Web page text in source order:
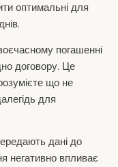
оптимальні для
погашенні
договору. Це
що не
для
дані до
негативно впливає